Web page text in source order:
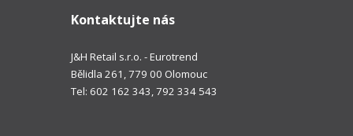
Kontaktujte nás
J&H Retail s.r.o. - Eurotrend
Bělidla 261, 779 00 Olomouc
Tel: 602 162 343, 792 334 543